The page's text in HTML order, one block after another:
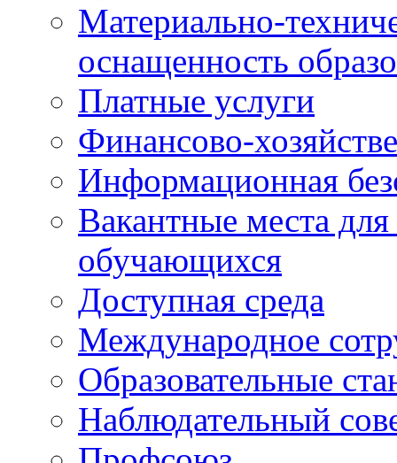
Материально-
оснащенность
Платные услуги
Финансово-
Информационная
Вакантные места
обучающихся
Доступная среда
Международное
Образовательные
Наблюдательный